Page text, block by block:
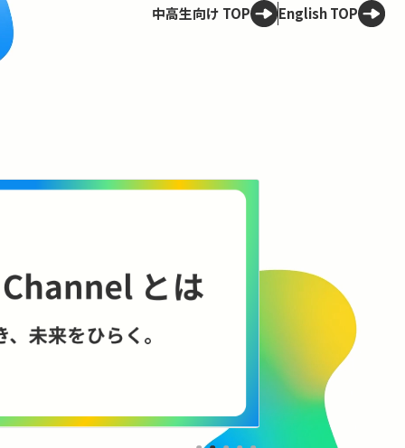
中高生向け TOP English TOP
AIやロボット
に何をもたら
に、技術と社会
コンテンツを見